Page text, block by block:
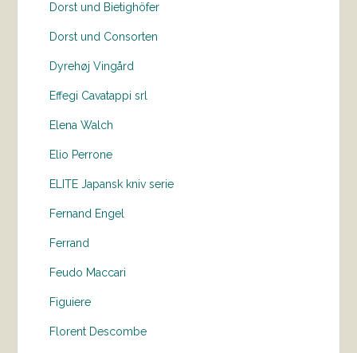
Dorst und Bietighöfer
Dorst und Consorten
Dyrehøj Vingård
Effegi Cavatappi srl
Elena Walch
Elio Perrone
ELITE Japansk kniv serie
Fernand Engel
Ferrand
Feudo Maccari
Figuiere
Florent Descombe